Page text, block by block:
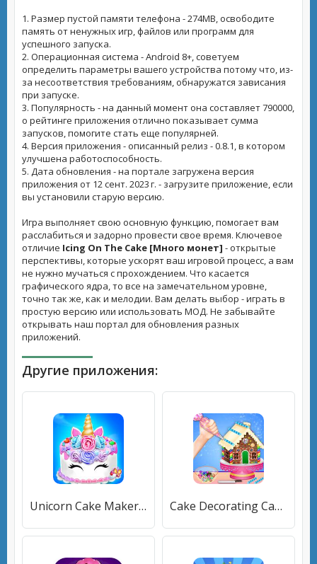
1. Размер пустой памяти телефона - 274MB, освободите
память от ненужных игр, файлов или программ для
успешного запуска.
2. Операционная система - Android 8+, советуем
определить параметры вашего устройства потому что, из-
за несоответствия требованиям, обнаружатся зависания
при запуске.
3. Популярность - на данный момент она составляет 790000,
о рейтинге приложения отлично показывает сумма
запусков, помогите стать еще популярней.
4. Версия приложения - описанный релиз - 0.8.1, в котором
улучшена работоспособность.
5. Дата обновления - на портале загружена версия
приложения от 12 сент. 2023 г. - загрузите приложение, если
вы установили старую версию.
Игра выполняет свою основную функцию, помогает вам
расслабиться и задорно провести свое время. Ключевое
отличие Icing On The Cake [Много монет] - открытые
перспективы, которые ускорят ваш игровой процесс, а вам
не нужно мучаться с прохождением. Что касается
графического ядра, то все на замечательном уровне,
точно так же, как и мелодии. Вам делать выбор - играть в
простую версию или использовать МОД. Не забывайте
открывать наш портал для обновления разных
приложений.
Другие приложения:
Unicorn Cake Maker-Bakery Game [Много денег] Cake Decorating Cake Games Fun [Мод меню]